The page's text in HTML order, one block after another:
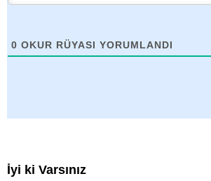
0 OKUR RÜYASI YORUMLANDI
İyi ki Varsınız